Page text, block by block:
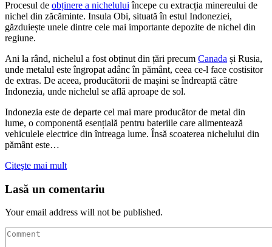
Procesul de obținere a nichelului începe cu extracția minereului de
nichel din zăcăminte. Insula Obi, situată în estul Indoneziei,
găzduiește unele dintre cele mai importante depozite de nichel din
regiune.
Ani la rând, nichelul a fost obținut din țări precum Canada și Rusia,
unde metalul este îngropat adânc în pământ, ceea ce-l face costisitor
de extras. De aceea, producătorii de mașini se îndreaptă către
Indonezia, unde nichelul se află aproape de sol.
Indonezia este de departe cel mai mare producător de metal din
lume, o componentă esențială pentru bateriile care alimentează
vehiculele electrice din întreaga lume. Însă scoaterea nichelului din
pământ este…
Citeşte mai mult
Lasă un comentariu
Your email address will not be published.